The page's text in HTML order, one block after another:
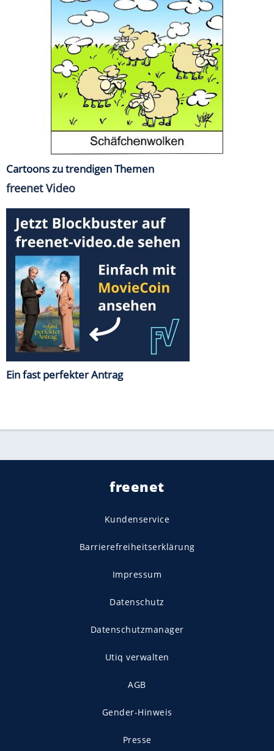
Cartoons zu trendigen Themen
freenet Video
Ein fast perfekter Antrag
freenet
Kundenservice
Barrierefreiheitserklärung
Impressum
Datenschutz
Datenschutzmanager
Utiq verwalten
AGB
Gender-Hinweis
Presse